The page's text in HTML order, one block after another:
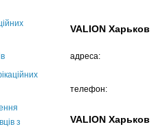
з
VALION Харьков
адреса:
телефон:
VALION Харьков